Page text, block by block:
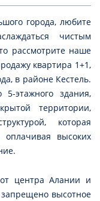
города, любите
чистым
рассмотрите наше
квартира 1+1,
в районе Кестель.
этажного здания,
территории,
которая
высоких
от центра Алании и
высотное